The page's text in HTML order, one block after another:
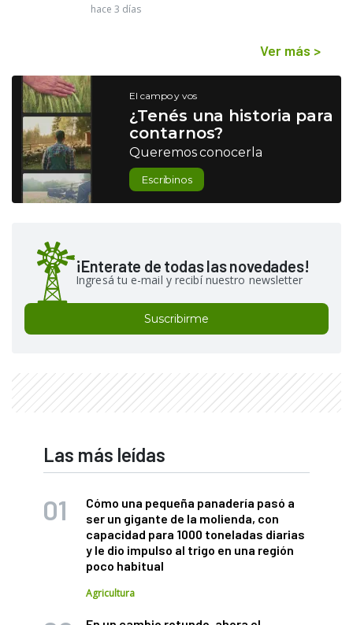
hace 3 días
Ver más >
El campo y vos
¿Tenés una historia para
contarnos?
Queremos conocerla
Escribinos
¡Enterate de todas las novedades!
Ingresá tu e-mail y recibí nuestro newsletter
Suscribirme
Las más leídas
Cómo una pequeña panadería pasó a
ser un gigante de la molienda, con
capacidad para 1000 toneladas diarias
y le dio impulso al trigo en una región
poco habitual
Agricultura